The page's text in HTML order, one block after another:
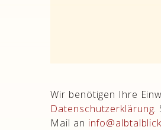
Wir benötigen Ihre
Datenschutzerklärung.
Mail an